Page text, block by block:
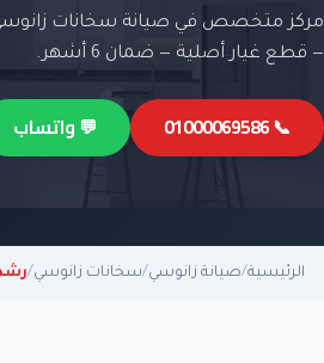
مركز متخصص في صيانة سخانات
— قطع غيار أصلية — ضمان 6 أشهر.
📞 01000069586 💬 واتساب
الرئيسية/صيانة زانوسي/سخانات زانوسي/